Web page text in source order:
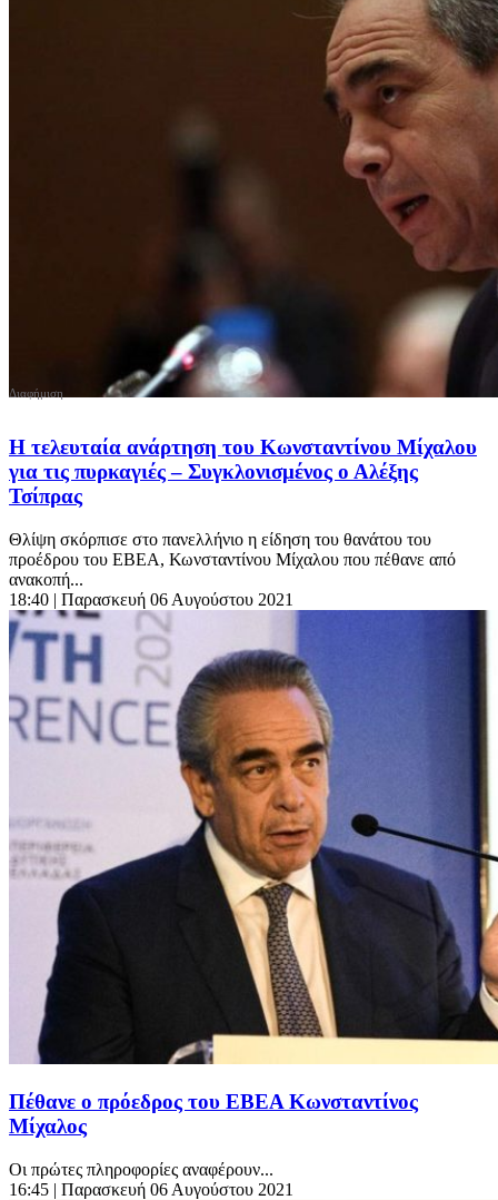
Η τελευταία ανάρτηση του Κωνσταντίνου Μίχαλου
για τις πυρκαγιές – Συγκλονισμένος ο Αλέξης
Τσίπρας
Θλίψη σκόρπισε στο πανελλήνιο η είδηση του θανάτου του
προέδρου του ΕΒΕΑ, Κωνσταντίνου Μίχαλου που πέθανε από
ανακοπή...
18:40 | Παρασκευή 06 Αυγούστου 2021
Πέθανε ο πρόεδρος του ΕΒΕΑ Κωνσταντίνος
Μίχαλος
Οι πρώτες πληροφορίες αναφέρουν...
16:45 | Παρασκευή 06 Αυγούστου 2021